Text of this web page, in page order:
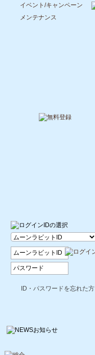
イベント/キャンペーン
メンテナンス
ID・パスワードを忘れた方